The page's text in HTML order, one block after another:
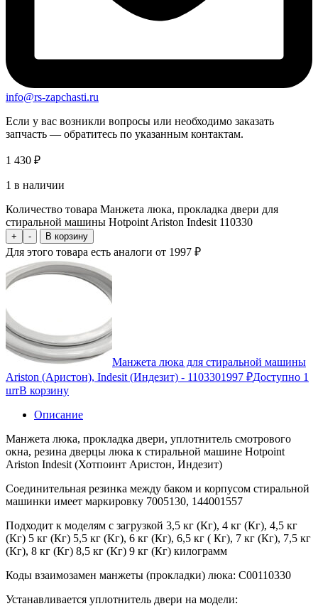
info@rs-zapchasti.ru
Если у вас возникли вопросы или необходимо заказать
запчасть — обратитесь по указанным контактам.
1 430 ₽
1 в наличии
Количество товара Манжета люка, прокладка двери для
стиральной машины Hotpoint Ariston Indesit 110330
+ - В корзину
Для этого товара есть аналоги от 1997 ₽
Манжета люка для стиральной машины
Ariston (Аристон), Indesit (Индезит) - 1103301997 ₽Доступно 1
штВ корзину
Описание
Манжета люка, прокладка двери, уплотнитель смотрового
окна, резина дверцы люка к стиральной машине Hotpoint
Ariston Indesit (Хотпоинт Аристон, Индезит)
Соединительная резинка между баком и корпусом стиральной
машинки имеет маркировку 7005130, 144001557
Подходит к моделям с загрузкой 3,5 кг (Кг), 4 кг (Кг), 4,5 кг
(Кг) 5 кг (Кг) 5,5 кг (Кг), 6 кг (Кг), 6,5 кг ( Кг), 7 кг (Кг), 7,5 кг
(Кг), 8 кг (Кг) 8,5 кг (Кг) 9 кг (Кг) килограмм
Коды взаимозамен манжеты (прокладки) люка: C00110330
Устанавливается уплотнитель двери на модели: